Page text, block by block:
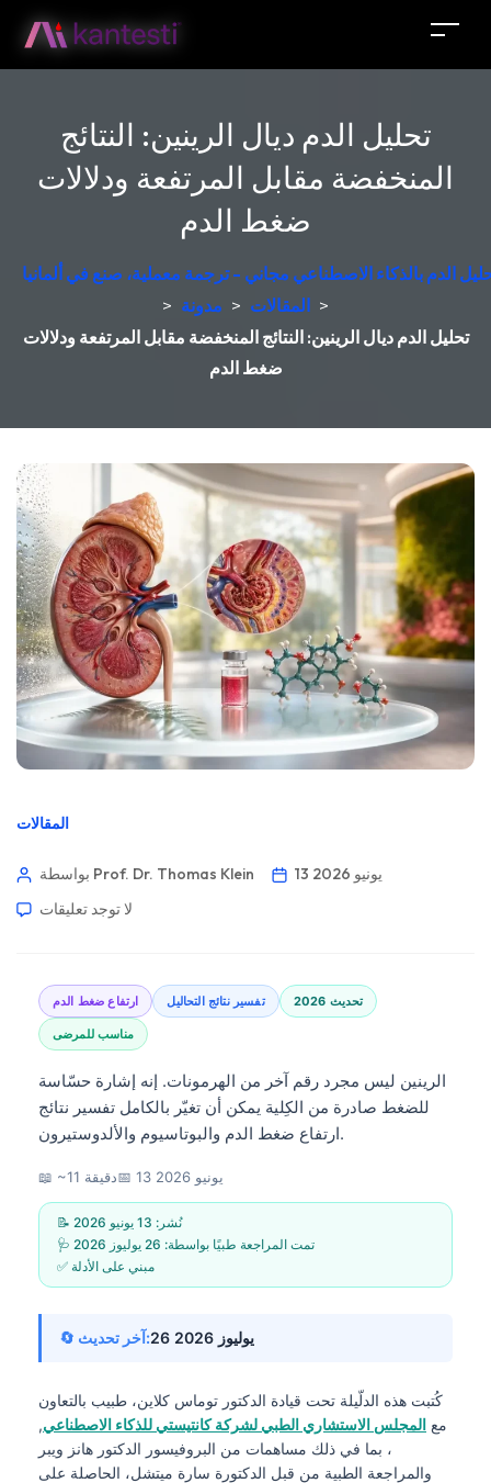
تحليل الدم ديال الرينين: النتائج
المنخفضة مقابل المرتفعة ودلالات
ضغط الدم
الدم بالذكاء الاصطناعي مجاني - ترجمة معملية، صنع في ألمانيا
> مدونة > المقالات >
تحليل الدم ديال الرينين: النتائج المنخفضة مقابل المرتفعة ودلالات
ضغط الدم
المقالات
بواسطة Prof. Dr. Thomas Klein
13 يونيو 2026
لا توجد تعليقات
ارتفاع ضغط الدم تفسير نتائج التحاليل تحديث 2026
مناسب للمرضى
الرينين ليس مجرد رقم آخر من الهرمونات. إنه إشارة حسّاسة
للضغط صادرة من الكِلية يمكن أن تغيّر بالكامل تفسير نتائج
ارتفاع ضغط الدم والبوتاسيوم والألدوستيرون.
📖 ~11 دقيقة📅 13 يونيو 2026
📝 نُشر: 13 يونيو 2026
🩺 تمت المراجعة طبيًا بواسطة: 26 يوليوز 2026
✅ مبني على الأدلة
🔄 آخر تحديث: 26 يوليوز 2026
كُتبت هذه الدلّيلة تحت قيادة الدكتور توماس كلاين، طبيب بالتعاون
مع المجلس الاستشاري الطبي لشركة كانتيستي للذكاء الاصطناعي,
، بما في ذلك مساهمات من البروفيسور الدكتور هانز ويبر
والمراجعة الطبية من قبل الدكتورة سارة ميتشل، الحاصلة على